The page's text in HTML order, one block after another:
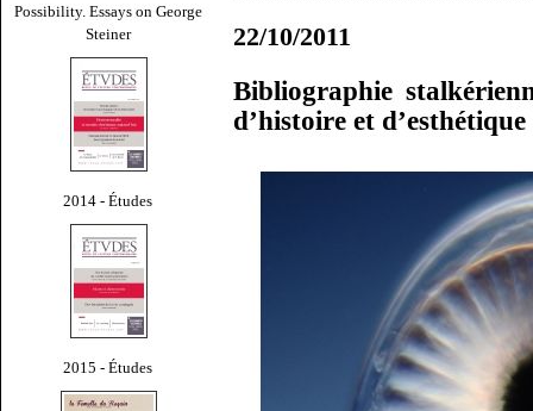
Possibility. Essays on George
Steiner
2014 - Études
2015 - Études
22/10/2011
Bibliographie
d’histoire et